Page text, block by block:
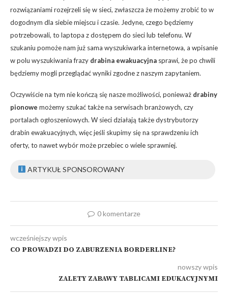
rozwiązaniami rozejrzeli się w sieci, zwłaszcza że możemy zrobić to w
dogodnym dla siebie miejscu i czasie. Jedyne, czego będziemy
potrzebowali, to laptopa z dostępem do sieci lub telefonu. W
szukaniu pomoże nam już sama wyszukiwarka internetowa, a wpisanie
w polu wyszukiwania frazy drabina ewakuacyjna sprawi, że po chwili
będziemy mogli przeglądać wyniki zgodne z naszym zapytaniem.
Oczywiście na tym nie kończą się nasze możliwości, ponieważ drabiny
pionowe możemy szukać także na serwisach branżowych, czy
portalach ogłoszeniowych. W sieci działają także dystrybutorzy
drabin ewakuacyjnych, więc jeśli skupimy się na sprawdzeniu ich
oferty, to nawet wybór może przebiec o wiele sprawniej.
ARTYKUŁ SPONSOROWANY
0 komentarze
wcześniejszy wpis
CO PROWADZI DO ZABURZENIA BORDERLINE?
nowszy wpis
ZALETY ZABAWY TABLICAMI EDUKACYJNYMI